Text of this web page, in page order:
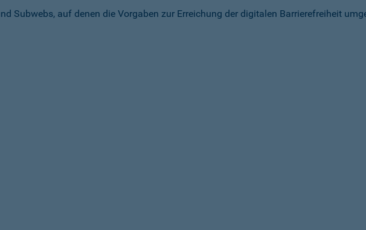
Subwebs, auf denen die Vorgaben zur Erreichung der digitalen Barrierefreiheit